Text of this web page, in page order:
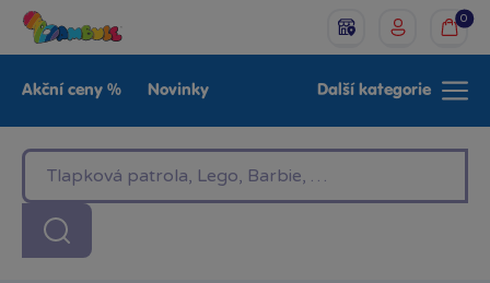
0
Akční ceny % Novinky
LEGO®
Další kategorie